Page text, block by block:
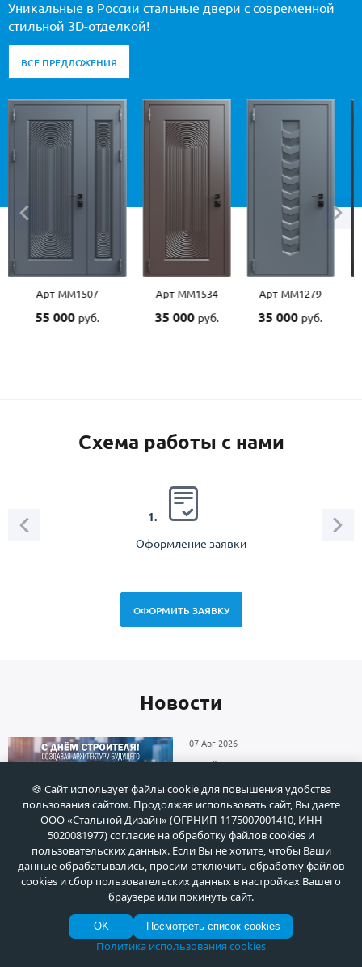
Уникальные в России стальные двери с современной
стильной 3D-отделкой!
ВСЕ ПРЕДЛОЖЕНИЯ
Арт-ММ1507
55 000 руб.
Арт-ММ1534
35 000 руб.
Арт-ММ1279
35 000 руб.
Схема работы с нами
1.
Оформление заявки
ОФОРМИТЬ ЗАЯВКУ
Новоcти
07 Авг 2026
С Днём строителя! Создавая
30 Июл 2026
Установка парадных дверей в
коттеджном поселке Раздоры
(Московская область)
🍪 Сайт использует файлы cookie для повышения удобства
пользования сайтом. Продолжая использовать сайт, Вы даете
ООО «Стальной Дизайн» (ОГРНИП 1175007001410, ИНН
5020081977) согласие на обработку файлов cookies и
пользовательских данных. Если Вы не хотите, чтобы Ваши
данные обрабатывались, просим отключить обработку файлов
cookies и сбор пользовательских данных в настройках Вашего
браузера или покинуть сайт.
OK Посмотреть список cookies
Политика использования cookies